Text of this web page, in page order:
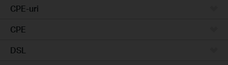
CPE-uri
CPE
DSL